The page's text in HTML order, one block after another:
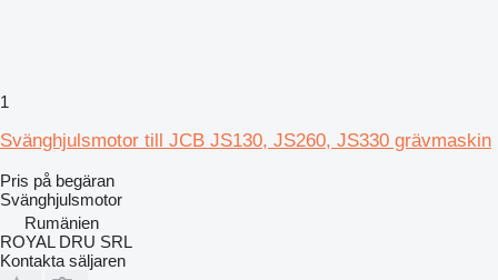
1
Svänghjulsmotor till JCB JS130, JS260, JS330 grävmaskin
Pris på begäran
Svänghjulsmotor
Rumänien
ROYAL DRU SRL
Kontakta säljaren